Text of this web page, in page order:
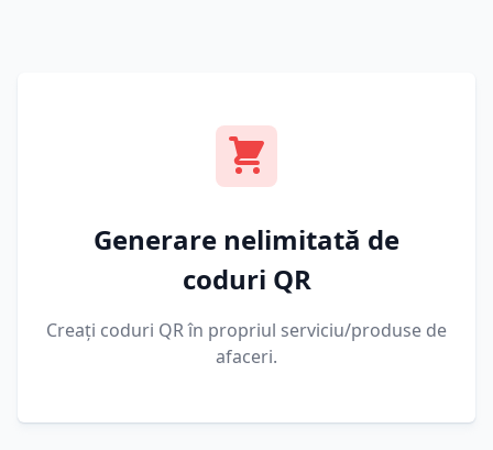
Generare nelimitată de
coduri QR
Creați coduri QR în propriul serviciu/produse de
afaceri.